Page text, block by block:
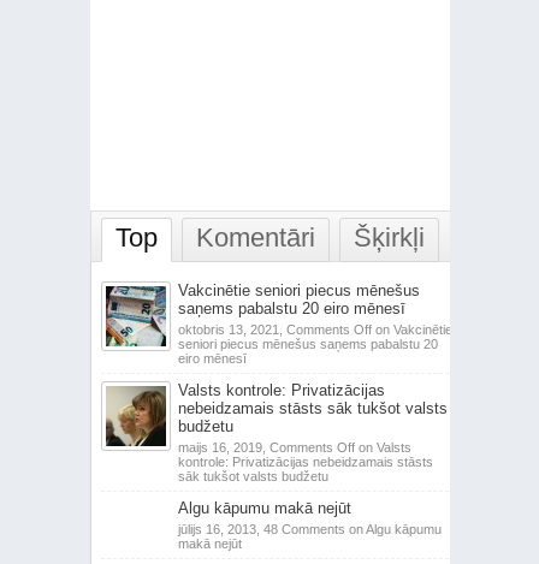
Top Komentāri Šķirkļi
Vakcinētie seniori piecus mēnešus
saņems pabalstu 20 eiro mēnesī
oktobris 13, 2021, Comments Offon Vakcinētie
seniori piecus mēnešus saņems pabalstu 20
eiro mēnesī
Valsts kontrole: Privatizācijas
nebeidzamais stāsts sāk tukšot valsts
budžetu
maijs 16, 2019, Comments Offon Valsts
kontrole: Privatizācijas nebeidzamais stāsts
sāk tukšot valsts budžetu
Algu kāpumu makā nejūt
jūlijs 16, 2013, 48 Comments on Algu kāpumu
makā nejūt